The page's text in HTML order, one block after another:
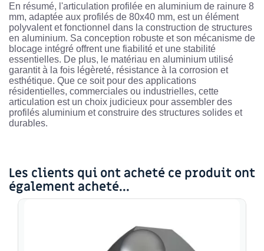
En résumé, l'articulation profilée en aluminium de rainure 8
mm, adaptée aux profilés de 80x40 mm, est un élément
polyvalent et fonctionnel dans la construction de structures
en aluminium. Sa conception robuste et son mécanisme de
blocage intégré offrent une fiabilité et une stabilité
essentielles. De plus, le matériau en aluminium utilisé
garantit à la fois légèreté, résistance à la corrosion et
esthétique. Que ce soit pour des applications
résidentielles, commerciales ou industrielles, cette
articulation est un choix judicieux pour assembler des
profilés aluminium et construire des structures solides et
durables.
Les clients qui ont acheté ce produit ont
également acheté...